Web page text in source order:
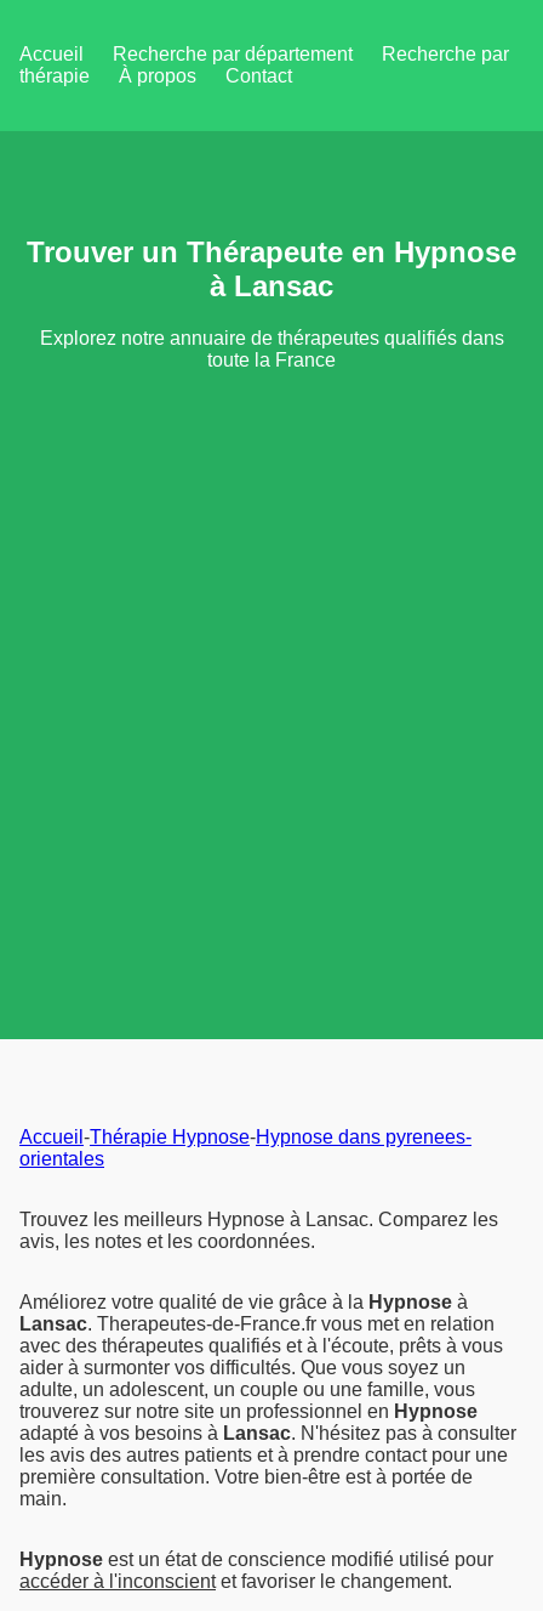
Accueil Recherche par département
Recherche par
thérapie
À propos Contact
Trouver un Thérapeute en Hypnose
à Lansac
Explorez notre annuaire de thérapeutes qualifiés dans
toute la France
Accueil -Thérapie Hypnose-Hypnose dans pyrenees-
orientales
Trouvez les meilleurs Hypnose à Lansac. Comparez les
avis, les notes et les coordonnées.
Améliorez votre qualité de vie grâce à la Hypnose à
Lansac. Therapeutes-de-France.fr vous met en relation
avec des thérapeutes qualifiés et à l'écoute, prêts à vous
aider à surmonter vos difficultés. Que vous soyez un
adulte, un adolescent, un couple ou une famille, vous
trouverez sur notre site un professionnel en Hypnose
adapté à vos besoins à Lansac. N'hésitez pas à consulter
les avis des autres patients et à prendre contact pour une
première consultation. Votre bien-être est à portée de
main.
Hypnose est un état de conscience modifié utilisé pour
accéder à l'inconscientet favoriser le changement.